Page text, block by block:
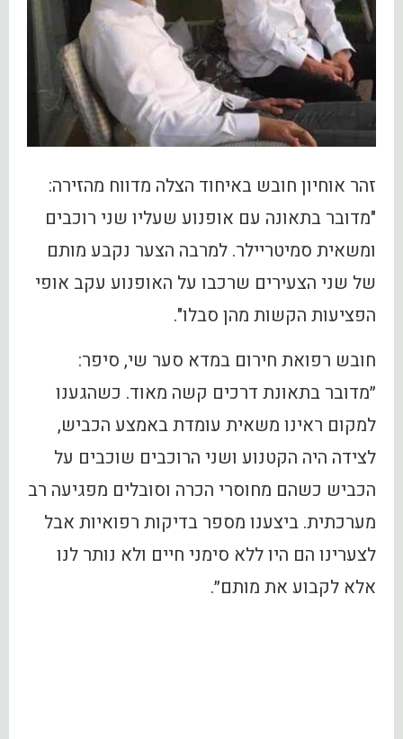
זהר אוחיון חובש באיחוד הצלה מדווח מהזירה:
"מדובר בתאונה עם אופנוע שעליו שני רוכבים
ומשאית סמיטריילר. למרבה הצער נקבע מותם
של שני הצעירים שרכבו על האופנוע עקב אופי
הפציעות הקשות מהן סבלו".
חובש רפואת חירום במדא סער שי, סיפר:
״מדובר בתאונת דרכים קשה מאוד. כשהגענו
למקום ראינו משאית עומדת באמצע הכביש,
לצידה היה הקטנוע ושני הרוכבים שוכבים על
הכביש כשהם מחוסרי הכרה וסובלים מפגיעה רב
מערכתית. ביצענו מספר בדיקות רפואיות אבל
לצערינו הם היו ללא סימני חיים ולא נותר לנו
אלא לקבוע את מותם״.